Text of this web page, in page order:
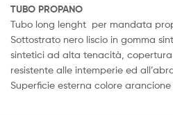
TUBO PROPANO
Tubo long lenght per mandata
Sottostrato nero liscio in gomma
sintetici ad alta tenacità,
resistente alle intemperie ed
Superficie esterna colore arancione